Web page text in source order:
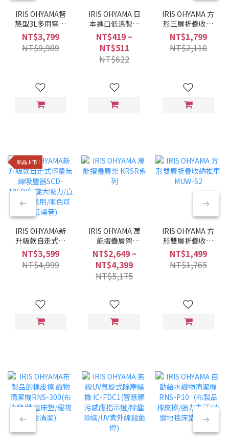
IRIS OHYAMA智
慧型3L多用電子
壓力鍋 KPC-
MA3(羅勒綠/經典
黑/6種調理模式/
NT$3,799
NT$9,989
IRIS OHYAMA 日
本進口低溫製法
微波即食白飯
150/180g
NT$419 ~
NT$511
NT$622
IRIS OHYAMA 方
形三層折疊收納
推車 MUW-S3
NT$1,799
NT$2,118
新品上市 !
IRIS OHYAMA新
升級款自走式輕
量無線吸塵器
SCD-185P(氣旋
大吸力/直立手持
NT$3,599
NT$4,999
IRIS OHYAMA 萬
能摺疊層架
KRSR系列
NT$2,649 ~
NT$4,399
NT$5,175
IRIS OHYAMA 方
形雙層折疊收納
推車 MUW-S2
NT$1,499
NT$1,765